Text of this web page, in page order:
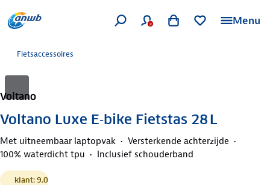
Menu
Fietsaccessoires
Voltano
Voltano Luxe E‑bike Fietstas 28 L
Met uitneembaar laptopvak
Versterkende achterzijde
100% waterdicht tpu
Inclusief schouderband
klant: 9.0